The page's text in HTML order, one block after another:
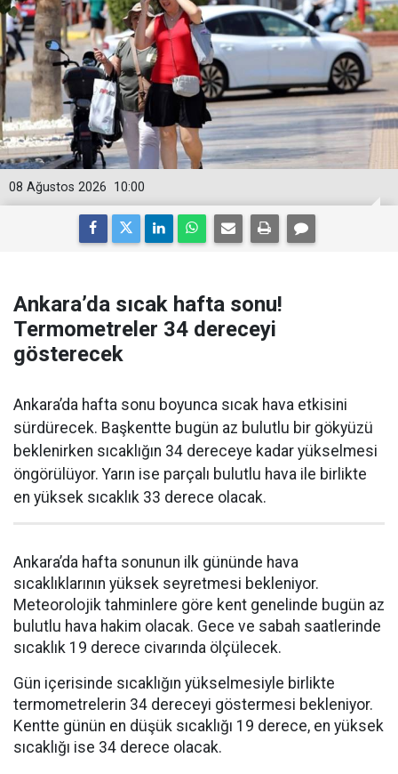
10:00
08 Ağustos 2026
Ankara’da sıcak hafta sonu!
Termometreler 34 dereceyi
gösterecek
Ankara’da hafta sonu boyunca sıcak hava etkisini
sürdürecek. Başkentte bugün az bulutlu bir gökyüzü
beklenirken sıcaklığın 34 dereceye kadar yükselmesi
öngörülüyor. Yarın ise parçalı bulutlu hava ile birlikte
en yüksek sıcaklık 33 derece olacak.
Ankara’da hafta sonunun ilk gününde hava
sıcaklıklarının yüksek seyretmesi bekleniyor.
Meteorolojik tahminlere göre kent genelinde bugün az
bulutlu hava hakim olacak. Gece ve sabah saatlerinde
sıcaklık 19 derece civarında ölçülecek.
Gün içerisinde sıcaklığın yükselmesiyle birlikte
termometrelerin 34 dereceyi göstermesi bekleniyor.
Kentte günün en düşük sıcaklığı 19 derece, en yüksek
sıcaklığı ise 34 derece olacak.